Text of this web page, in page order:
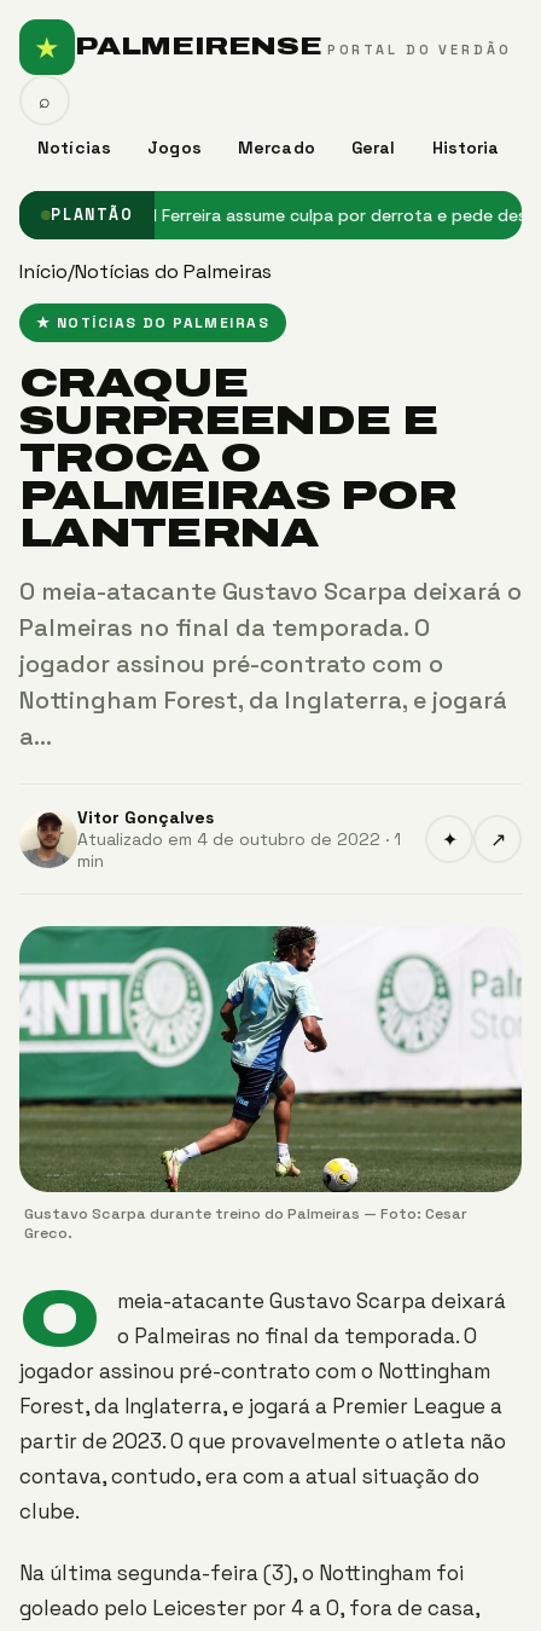
★ PALMEIRENSE PORTAL DO VERDÃO
Notícias Jogos Mercado Geral Historia
⌕
PLANTÃO
Messi★ Abel Ferreira assume culpa por derrota e pede
Início/Notícias do Palmeiras
★ NOTÍCIAS DO PALMEIRAS
CRAQUE
SURPREENDE E
TROCA O
PALMEIRAS POR
LANTERNA
O meia-atacante Gustavo Scarpa deixará o
Palmeiras no final da temporada. O
jogador assinou pré-contrato com o
Nottingham Forest, da Inglaterra, e jogará
a…
Vitor Gonçalves
Atualizado em 4 de outubro de 2022 · 1
min
✦ ↗
Gustavo Scarpa durante treino do Palmeiras — Foto: Cesar
Greco.
O
meia-atacante Gustavo Scarpa deixará
o Palmeiras no final da temporada. O
jogador assinou pré-contrato com o Nottingham
Forest, da Inglaterra, e jogará a Premier League a
partir de 2023. O que provavelmente o atleta não
contava, contudo, era com a atual situação do
clube.
Na última segunda-feira (3), o Nottingham foi
goleado pelo Leicester por 4 a 0, fora de casa,